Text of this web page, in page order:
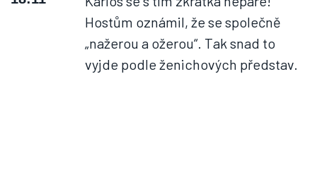
Hostům oznámil, že se společně
„nažerou a ožerou“. Tak snad to
vyjde podle ženichových představ.